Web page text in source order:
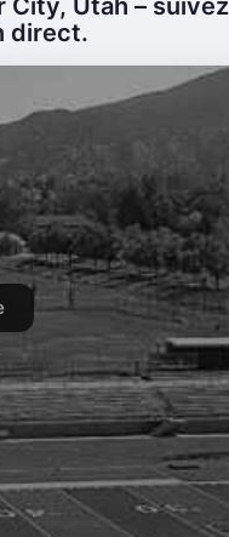
City, Utah –
direct.